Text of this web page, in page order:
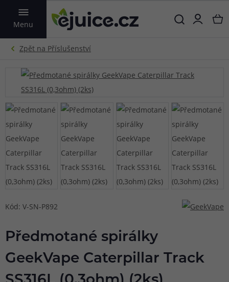
Menu
VYHLEDAT
Kód: V-SN-P892
Předmotané spirálky
GeekVape Caterpillar Track